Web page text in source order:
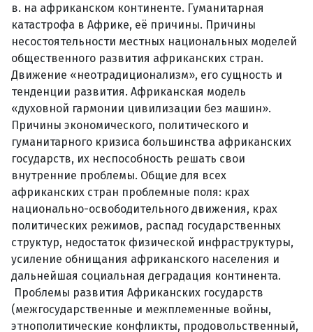
в. на африканском континенте. Гуманитарная
катастрофа в Африке, её причины. Причины
несостоятельности местных национальных моделей
общественного развития африканских стран.
Движение «неотрадиционализм», его сущность и
тенденции развития. Африканская модель
«духовной гармонии цивилизации без машин».
Причины экономического, политического и
гуманитарного кризиса большинства африканских
государств, их неспособность решать свои
внутренние проблемы. Общие для всех
африканских стран проблемные поля: крах
национально-освободительного движения, крах
политических режимов, распад государственных
структур, недостаток физической инфраструктуры,
усиление обнищания африканского населения и
дальнейшая социальная деградация континента.
Проблемы развития Африканских государств
(межгосударственные и межплеменные войны,
этнополитические конфликты, продовольственный,